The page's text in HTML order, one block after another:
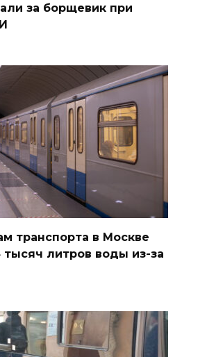
за борщевик при
транспорта в Москве
тысяч литров воды из-за